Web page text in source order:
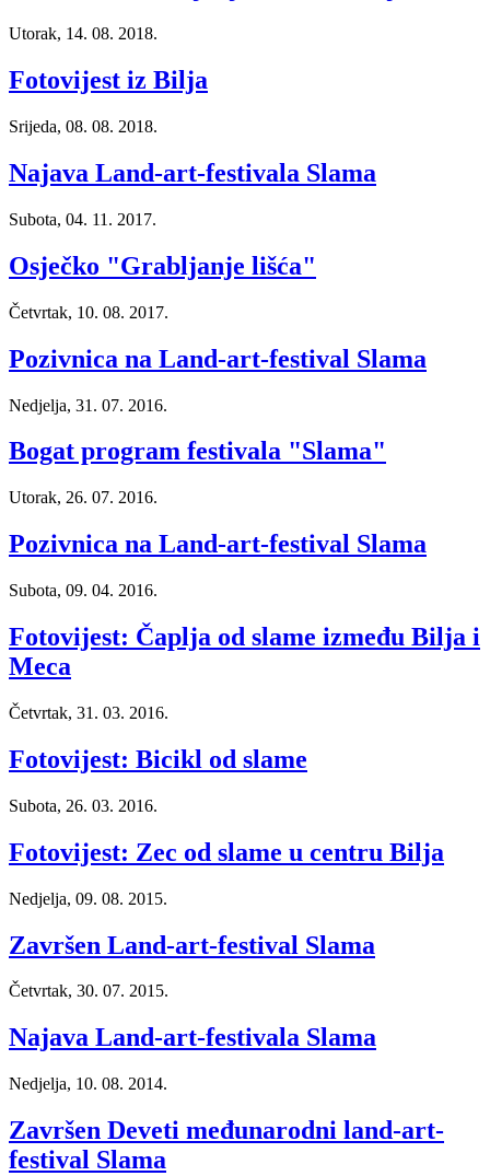
Utorak, 14. 08. 2018.
Fotovijest iz Bilja
Srijeda, 08. 08. 2018.
Najava Land-art-festivala Slama
Subota, 04. 11. 2017.
Osječko "Grabljanje lišća"
Četvrtak, 10. 08. 2017.
Pozivnica na Land-art-festival Slama
Nedjelja, 31. 07. 2016.
Bogat program festivala "Slama"
Utorak, 26. 07. 2016.
Pozivnica na Land-art-festival Slama
Subota, 09. 04. 2016.
Fotovijest: Čaplja od slame između Bilja i
Meca
Četvrtak, 31. 03. 2016.
Fotovijest: Bicikl od slame
Subota, 26. 03. 2016.
Fotovijest: Zec od slame u centru Bilja
Nedjelja, 09. 08. 2015.
Završen Land-art-festival Slama
Četvrtak, 30. 07. 2015.
Najava Land-art-festivala Slama
Nedjelja, 10. 08. 2014.
Završen Deveti međunarodni land-art-
festival Slama